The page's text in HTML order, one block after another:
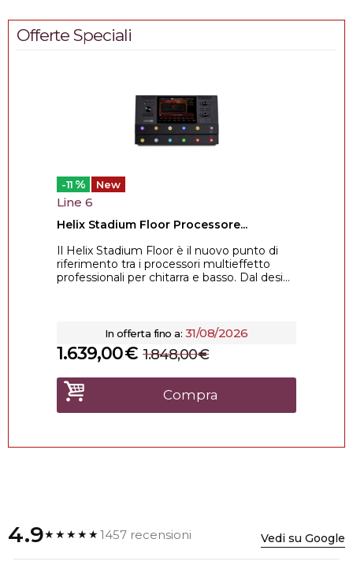
Offerte Speciali
-11 % New
Line 6
Helix Stadium Floor Processore...
Il Helix Stadium Floor è il nuovo punto di
riferimento tra i processori multieffetto
professionali per chitarra e basso. Dal desi...
In offerta fino a: 31/08/2026
€
1.639,00 €
1.848,00
Compra
4.9★★★★★1457 recensioni Vedi su Google